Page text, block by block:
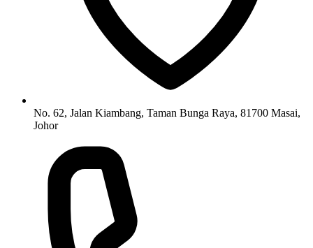
No. 62, Jalan Kiambang, Taman Bunga Raya, 81700 Masai,
Johor